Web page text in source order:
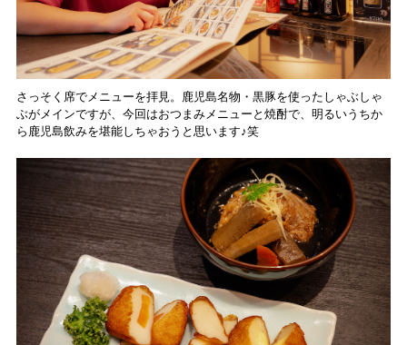
さっそく席でメニューを拝見。鹿児島名物・黒豚を使ったしゃぶしゃ
ぶがメインですが、今回はおつまみメニューと焼酎で、明るいうちか
ら鹿児島飲みを堪能しちゃおうと思います♪笑